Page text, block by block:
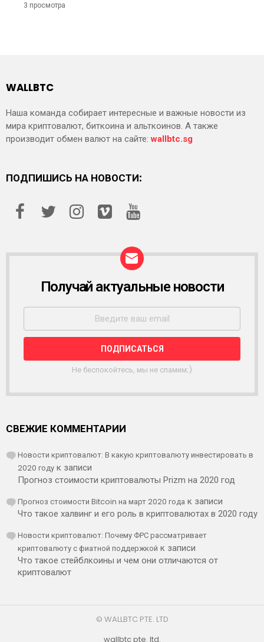
3 просмотра
WALLBTC
Наша команда собирает интересные и важные новости из
мира криптовалют, биткоина и альткоинов. А также
производит обмен валют на сайте:wallbtc.sg
ПОДПИШИСЬ НА НОВОСТИ:
С
Ы
К
Получай актуальные новости
Не беспокойтесь, мы не спамим;)
СВЕЖИЕ КОММЕНТАРИИ
Новости криптовалют: В какую криптовалюту инвестировать в
2020 году к записи
Прогноз стоимости криптовалюты Prizm на 2020 год
Прогноз стоимости Bitcoin на март 2020 года к записи
Что такое халвинг и его роль в криптовалютах в 2020 году
Новости криптовалют: Почему ФРС рассматривает
криптовалюту с фиатной поддержкой к записи
Что такое стейблкоины и чем они отличаются от
криптовалют
© WALLBTC PTE. LTD
wallbtc pte. ltd.